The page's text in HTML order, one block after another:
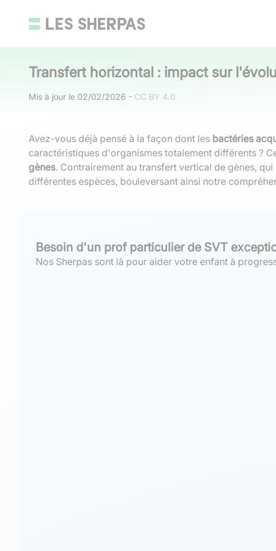
Transfert horizontal : impact sur
Mis à jour le 02/02/2026 - CC BY 4.0
Avez-vous déjà pensé à la façon dont les bactéries
caractéristiques d'organismes totalement différents ?
gènes. Contrairement au transfert vertical de gènes,
différentes espèces, bouleversant ainsi notre
Besoin d'un prof particulier de SVT
Nos Sherpas sont là pour aider votre enfant à